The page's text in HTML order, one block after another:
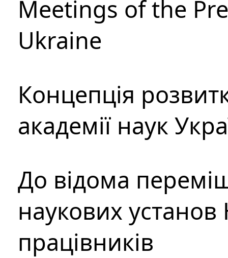
Meetings of the
Ukraine
Концепція
академії наук
До відома
наукових установ
працівників